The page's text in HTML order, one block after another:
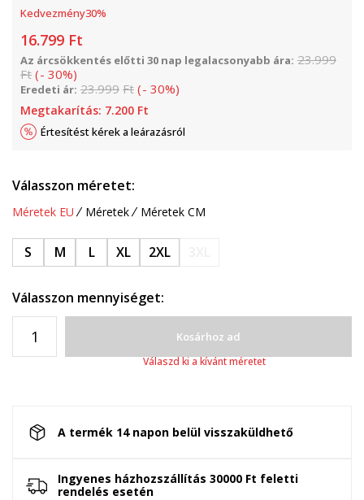
Kedvezmény30%
16.799 Ft
Az árcsökkentés előtti 30 nap legalacsonyabb ára: 23.999
Ft (- 30%)
Eredeti ár: 23.999 Ft (- 30%)
Megtakarítás: 7.200 Ft
Értesítést kérek a leárazásról
Válasszon méretet:
Méretek EU Méretek Méretek CM
S M L XL 2XL
Válasszon mennyiséget:
Kosárhoz ad
Válaszd ki a kívánt méretet
A termék 14 napon belül visszaküldhető
Ingyenes házhozszállítás 30000 Ft feletti
rendelés esetén